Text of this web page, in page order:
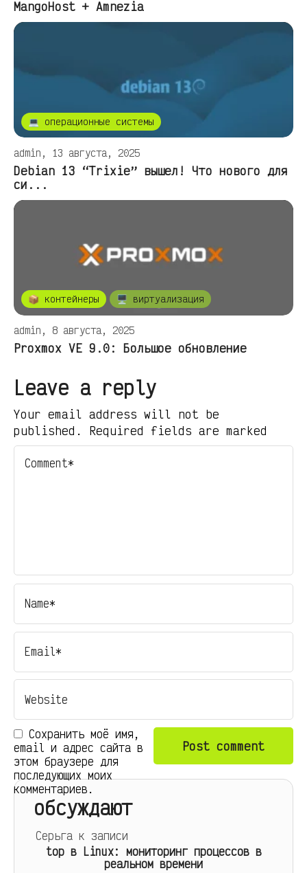
MangoHost + Amnezia
💻 операционные системы
admin, 13 августа, 2025
Debian 13 “Trixie” вышел! Что нового для
си...
📦 контейнеры 🖥️ виртуализация
admin, 8 августа, 2025
Proxmox VE 9.0: Большое обновление
Leave a reply
Your email address will not be
published. Required fields are marked
Сохранить моё имя,
email и адрес сайта в
этом браузере для
последующих моих
комментариев.
обсуждают
Серьгак записи
top в Linux: мониторинг процессов в
реальном времени